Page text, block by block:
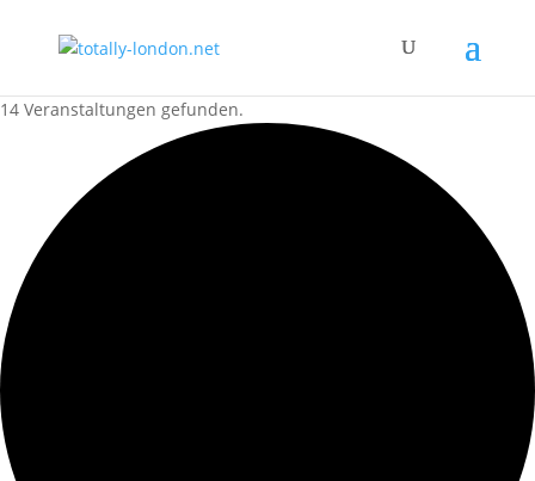
14 Veranstaltungen gefunden.